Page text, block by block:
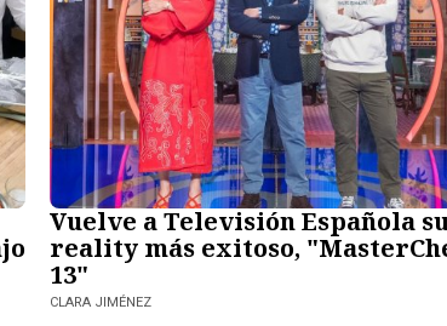
Vuelve a Televisión Española
reality más exitoso,
13"
CLARA JIMÉNEZ